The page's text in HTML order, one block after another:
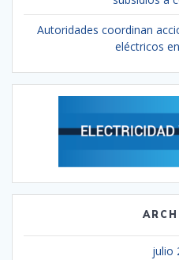
Autoridades coordinan
eléctricos
julio